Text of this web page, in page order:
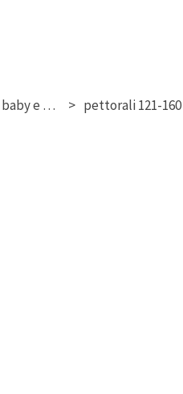
tonale 15-02-2026 gs baby e cuccioli fisi bs pettorali 121-160